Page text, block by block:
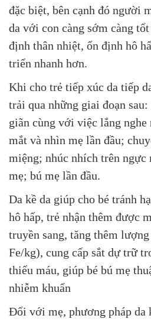
đặc biệt, bên cạnh đó người
da với con càng sớm càng
định thân nhiệt, ổn định hô
triển nhanh hơn.
Khi cho trẻ tiếp xúc da tiếp
trải qua những giai đoạn
giãn cùng với việc lắng
mắt và nhìn mẹ lần đầu;
miệng; nhúc nhích trên
mẹ; bú mẹ lần đầu.
Da kề da giúp cho bé tránh
hô hấp, trẻ nhận thêm được
truyền sang, tăng thêm
Fe/kg), cung cấp sắt dự trữ
thiếu máu, giúp bé bú mẹ
nhiễm khuẩn
Đối với mẹ, phương pháp da